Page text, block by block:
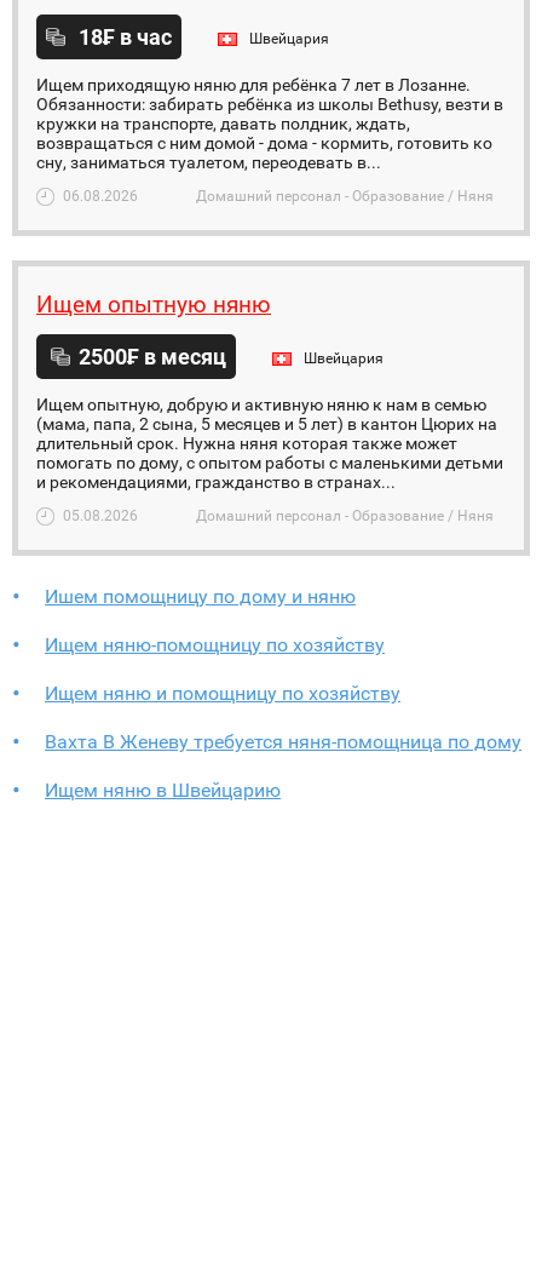
18₣ в час Швейцария
Ищем приходящую няню для ребёнка 7 лет в Лозанне.
Обязанности: забирать ребёнка из школы Bethusy, везти в
кружки на транспорте, давать полдник, ждать,
возвращаться с ним домой - дома - кормить, готовить ко
сну, заниматься туалетом, переодевать в...
06.08.2026 Домашний персонал - Образование / Няня
Ищем опытную няню
2500₣ в месяц Швейцария
Ищем опытную, добрую и активную няню к нам в семью
(мама, папа, 2 сына, 5 месяцев и 5 лет) в кантон Цюрих на
длительный срок. Нужна няня которая также может
помогать по дому, с опытом работы c маленькими детьми
и рекомендациями, гражданство в странах...
05.08.2026 Домашний персонал - Образование / Няня
Ишем помощницу по дому и няню
Ищем няню-помощницу по хозяйству
Ищем няню и помощницу по хозяйству
Вахта В Женеву требуется няня-помощница по дому
Ищем няню в Швейцарию